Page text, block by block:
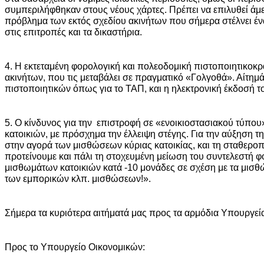
συμπεριλήφθηκαν στους νέους χάρτες. Πρέπει να επιλυθεί
πρόβλημα των εκτός σχεδίου ακινήτων που σήμερα στέλνει
στις επιτροπές και τα δικαστήρια.
4. Η εκτεταμένη φορολογική και πολεοδομική
ακινήτων, που τις μεταβάλει σε πραγματικό «Γολγοθά».
πιστοποιητικών όπως για το ΤΑΠ, και η ηλεκτρονική έκδοσή
5. Ο κίνδυνος για την επιστροφή σε «ενοικιοστασιακού
κατοικιών, με πρόσχημα την έλλειψη στέγης. Για την αύξηση
στην αγορά των μισθώσεων κύριας κατοικίας, και τη
προτείνουμε και πάλι τη στοχευμένη μείωση του συντελεστή
μισθωμάτων κατοικιών κατά -10 μονάδες σε σχέση με τα
των εμπορικών κλπ. μισθώσεων!».
Σήμερα τα κυριότερα αιτήματά μας προς τα αρμόδια Υπουργεία
Προς το Υπουργείο Οικονομικών: